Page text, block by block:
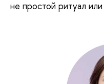
не простой ритуал